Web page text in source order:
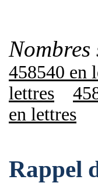
458540 en
lettres
en lettres
Rappel